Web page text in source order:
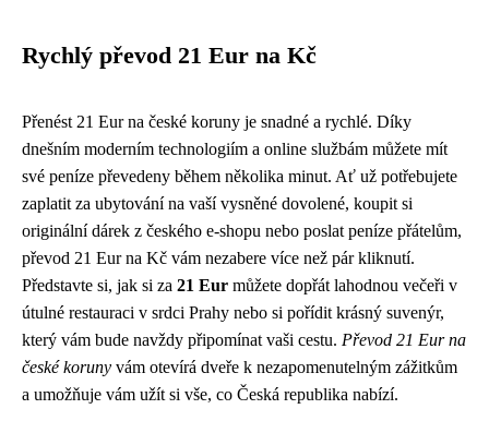
Rychlý převod 21 Eur na Kč
Přenést 21 Eur na české koruny je snadné a rychlé. Díky
dnešním moderním technologiím a online službám můžete mít
své peníze převedeny během několika minut. Ať už potřebujete
zaplatit za ubytování na vaší vysněné dovolené, koupit si
originální dárek z českého e-shopu nebo poslat peníze přátelům,
převod 21 Eur na Kč vám nezabere více než pár kliknutí.
Představte si, jak si za 21 Eur můžete dopřát lahodnou večeři v
útulné restauraci v srdci Prahy nebo si pořídit krásný suvenýr,
který vám bude navždy připomínat vaši cestu. Převod 21 Eur na
české koruny vám otevírá dveře k nezapomenutelným zážitkům
a umožňuje vám užít si vše, co Česká republika nabízí.